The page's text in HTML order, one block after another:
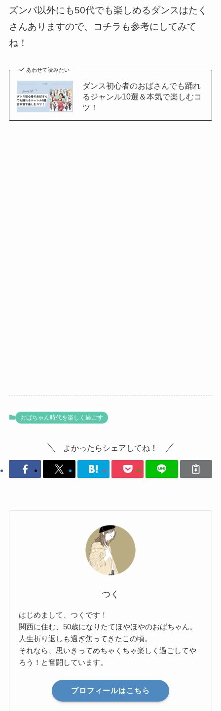
ズンバ以外にも50代でも楽しめるダンスはたく
さんありますので、コチラも参考にしてみて
ね！
あわせて読みたい
ダンス初心者のおばさんでも踊れ
るジャンル10選＆本気で楽しむコ
ツ！
おばちゃん時代を楽しく過ごす
よかったらシェアしてね！
つく
はじめまして、つくです！
関西に住む、50歳になりたてほやほやのおばちゃん。
人生折り返しも過ぎ焦ってきたこの頃。
それなら、思いきってめちゃくちゃ楽しく過ごしてや
ろう！と奮闘しています。
プロフィールはこちら